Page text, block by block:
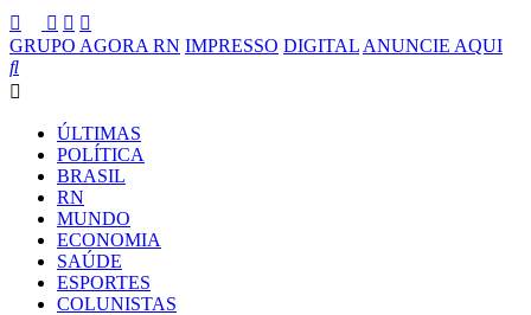
GRUPO AGORA RN IMPRESSO DIGITAL ANUNCIE AQUI
ÚLTIMAS
POLÍTICA
BRASIL
RN
MUNDO
ECONOMIA
SAÚDE
ESPORTES
COLUNISTAS